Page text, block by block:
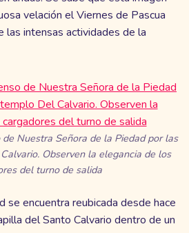
velación el Viernes de Pascua
las intensas actividades de la
Nuestra Señora de la Piedad por las
Observen la elegancia de los
del turno de salida
se encuentra reubicada desde hace
del Santo Calvario dentro de un